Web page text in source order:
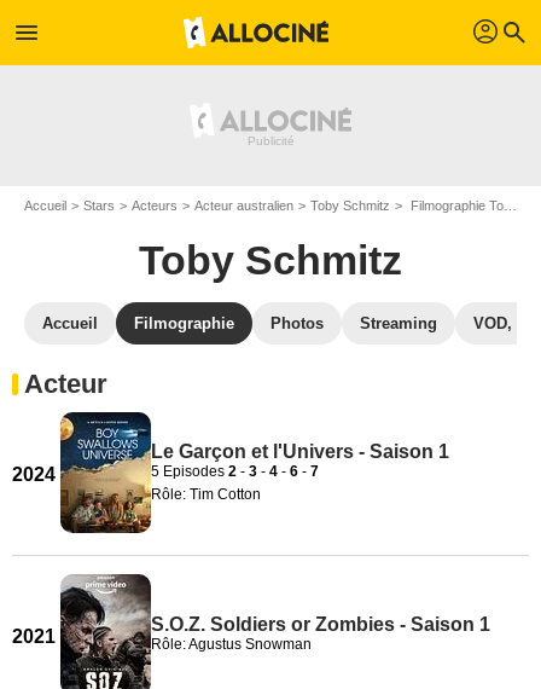
menu profil search
Accueil Stars Acteurs Acteur australien Toby Schmitz Filmographie Toby Schmitz
Toby Schmitz
Accueil Filmographie Photos Streaming VOD,
Acteur
2024
Le Garçon et l'Univers - Saison 1
5 Episodes 2 - 3 - 4 - 6 - 7
Rôle: Tim Cotton
2021
S.O.Z. Soldiers or Zombies - Saison 1
Rôle: Agustus Snowman